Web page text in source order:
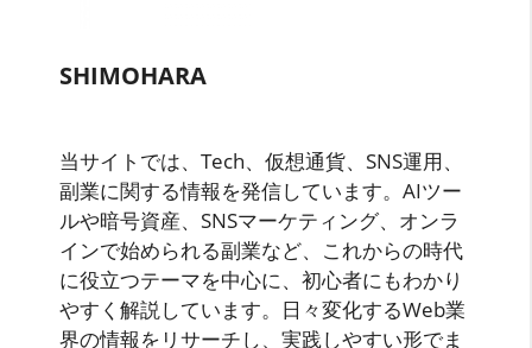
SHIMOHARA
当サイトでは、Tech、仮想通貨、SNS運用、
副業に関する情報を発信しています。AIツー
ルや暗号資産、SNSマーケティング、オンラ
インで始められる副業など、これからの時代
に役立つテーマを中心に、初心者にもわかり
やすく解説しています。日々変化するWeb業
界の情報をリサーチし、実践しやすい形でま